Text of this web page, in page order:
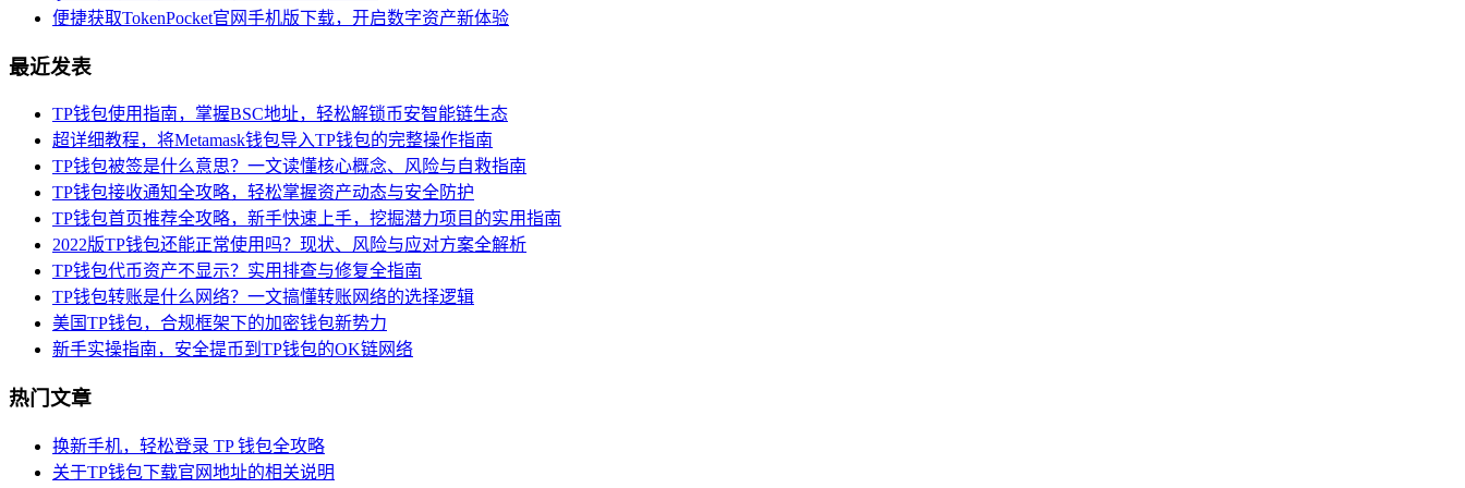
便捷获取TokenPocket官网手机版下载，开启数字资产新体验
最近发表
TP钱包使用指南，掌握BSC地址，轻松解锁币安智能链生态
超详细教程，将Metamask钱包导入TP钱包的完整操作指南
TP钱包被签是什么意思？一文读懂核心概念、风险与自救指南
TP钱包接收通知全攻略，轻松掌握资产动态与安全防护
TP钱包首页推荐全攻略，新手快速上手，挖掘潜力项目的实用指南
2022版TP钱包还能正常使用吗？现状、风险与应对方案全解析
TP钱包代币资产不显示？实用排查与修复全指南
TP钱包转账是什么网络？一文搞懂转账网络的选择逻辑
美国TP钱包，合规框架下的加密钱包新势力
新手实操指南，安全提币到TP钱包的OK链网络
热门文章
换新手机，轻松登录 TP 钱包全攻略
关于TP钱包下载官网地址的相关说明